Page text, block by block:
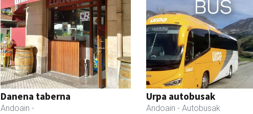
Danena taberna
Andoain -
Urpa autobusak
Andoain - Autobusak